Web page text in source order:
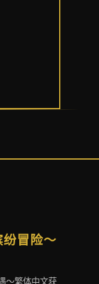
冒险～
～繁体中文获